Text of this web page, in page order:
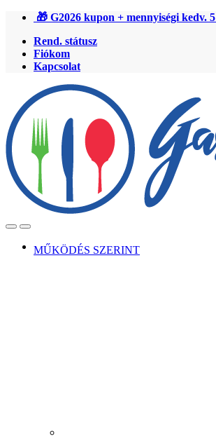
Ugrás
navigációhoz
Ugrás
tartalomra
🎁 G2026 kupon + mennyiségi kedv.
Rend. státusz
Fiókom
Kapcsolat
OpenClose
MŰKÖDÉS SZERINT